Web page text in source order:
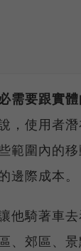
需要跟實體
，使用者潛
範圍內的移
際成本。
他騎著車去
、郊區、景